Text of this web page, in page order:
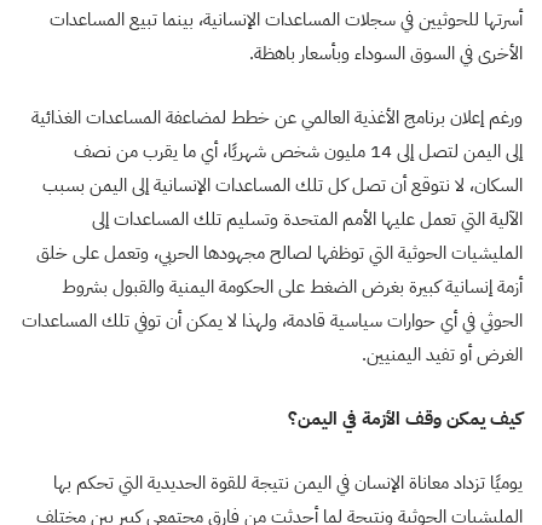
أسرتها للحوثيين في سجلات المساعدات الإنسانية، بينما تبيع المساعدات
الأخرى في السوق السوداء وبأسعار باهظة.
ورغم إعلان برنامج الأغذية العالمي عن خطط لمضاعفة المساعدات الغذائية
إلى اليمن لتصل إلى 14 مليون شخص شهريًا، أي ما يقرب من نصف
السكان، لا نتوقع أن تصل كل تلك المساعدات الإنسانية إلى اليمن بسبب
الآلية التي تعمل عليها الأمم المتحدة وتسليم تلك المساعدات إلى
المليشيات الحوثية التي توظفها لصالح مجهودها الحربي، وتعمل على خلق
أزمة إنسانية كبيرة بغرض الضغط على الحكومة اليمنية والقبول بشروط
الحوثي في أي حوارات سياسية قادمة، ولهذا لا يمكن أن توفي تلك المساعدات
الغرض أو تفيد اليمنيين.
كيف يمكن وقف الأزمة في اليمن؟
يوميًا تزداد معاناة الإنسان في اليمن نتيجة للقوة الحديدية التي تحكم بها
المليشيات الحوثية ونتيجة لما أحدثت من فارق مجتمعي كبير بين مختلف